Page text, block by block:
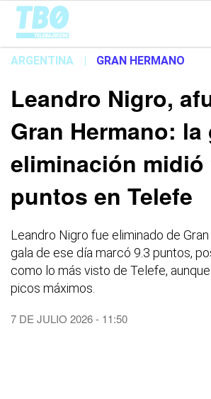
Cargando...
ARGENTINA | GRAN HERMANO
Leandro Nigro,
Gran Hermano: la
eliminación midió
puntos en Telefe
Leandro Nigro fue eliminado de
gala de ese día marcó 9.3 puntos,
como lo más visto de Telefe,
picos máximos.
7 DE JULIO 2026 - 11:50